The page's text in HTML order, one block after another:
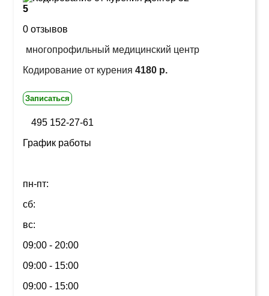
5
0 отзывов
многопрофильный медицинский центр
Кодирование от курения 4180 р.
Записаться
495 152-27-61
График работы
пн-пт:
сб:
вс:
09:00 - 20:00
09:00 - 15:00
09:00 - 15:00